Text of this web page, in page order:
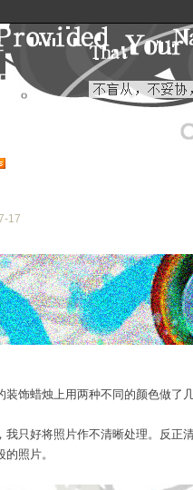
17
装饰蜡烛上用两种不同的颜色做了
只好将照片作不清晰处理。反正
照片。